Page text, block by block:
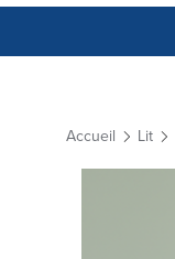
Accueil Lit